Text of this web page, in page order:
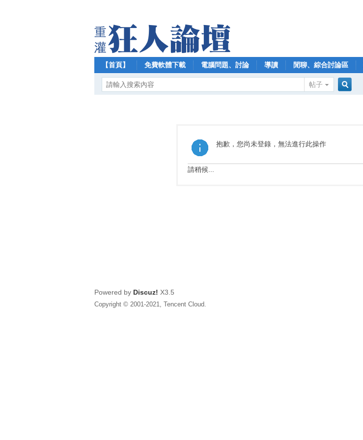
【首頁】 免費軟體下載 電腦問題、討論 導讀 閒聊、綜合討論區
帖子
抱歉，您尚未登錄，無法進行此操作
請稍候...
Powered by Discuz! X3.5
Copyright © 2001-2021, Tencent Cloud.